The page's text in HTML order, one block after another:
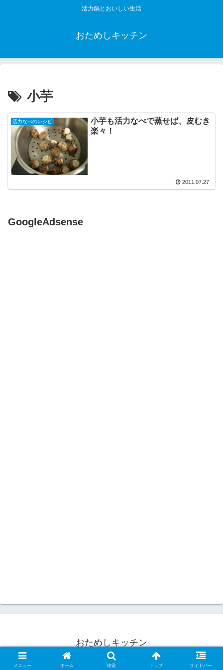
活力鍋とおいしい生活
おためしキッチン
小芋
活力なべのレシピ
小芋も活力なべで蒸せば、皮むき
楽々！
2011.07.27
GoogleAdsense
おためしキッチン
© 2008 おためしキッチン.
メニュー ホーム 検索 トップ サイドバー